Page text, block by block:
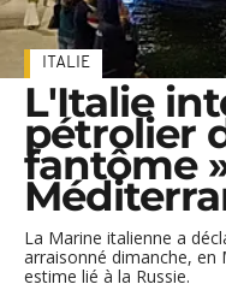
ITALIE
L'Italie
pétrolier
fantôme
La Marine italienne a
arraisonné dimanche, en
estime lié à la Russie.